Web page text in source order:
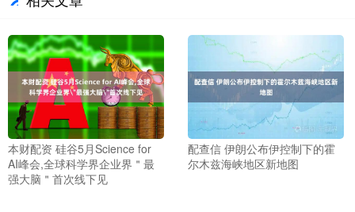
本财配资 硅谷5月Science for
AI峰会,全球科学界企业界＂最
强大脑＂首次线下见
配查信 伊朗公布伊控制下的霍
尔木兹海峡地区新地图